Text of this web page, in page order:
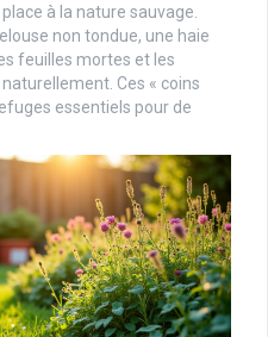
à la nature sauvage.
non tondue, une haie
feuilles mortes et les
Ces « coins
essentiels pour de